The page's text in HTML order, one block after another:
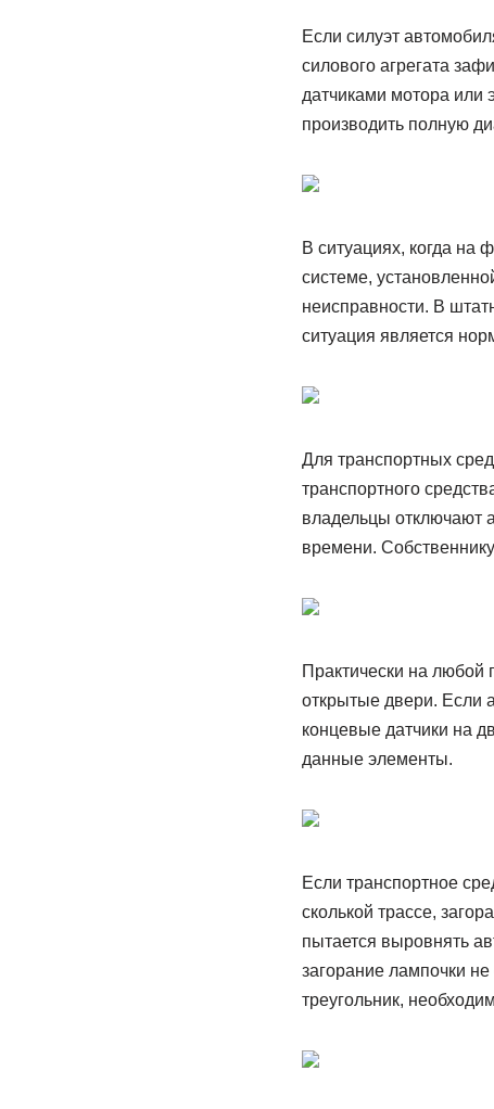
Если силуэт
силового агрегата
датчиками мотора или
производить полную
В ситуациях, когда на
системе,
неисправности. В
ситуация является
Для транспортных
транспортного
владельцы отключают
времени.
Практически на
открытые двери. Если
концевые датчики на
данные элементы.
Если транспортное
сколькой трассе,
пытается выровнять
загорание лампочки
треугольник,